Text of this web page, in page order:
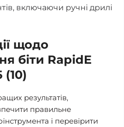
включаючи ручні дрилі
щодо
біти RapidE
(10)
результатів,
правильне
і перевірити